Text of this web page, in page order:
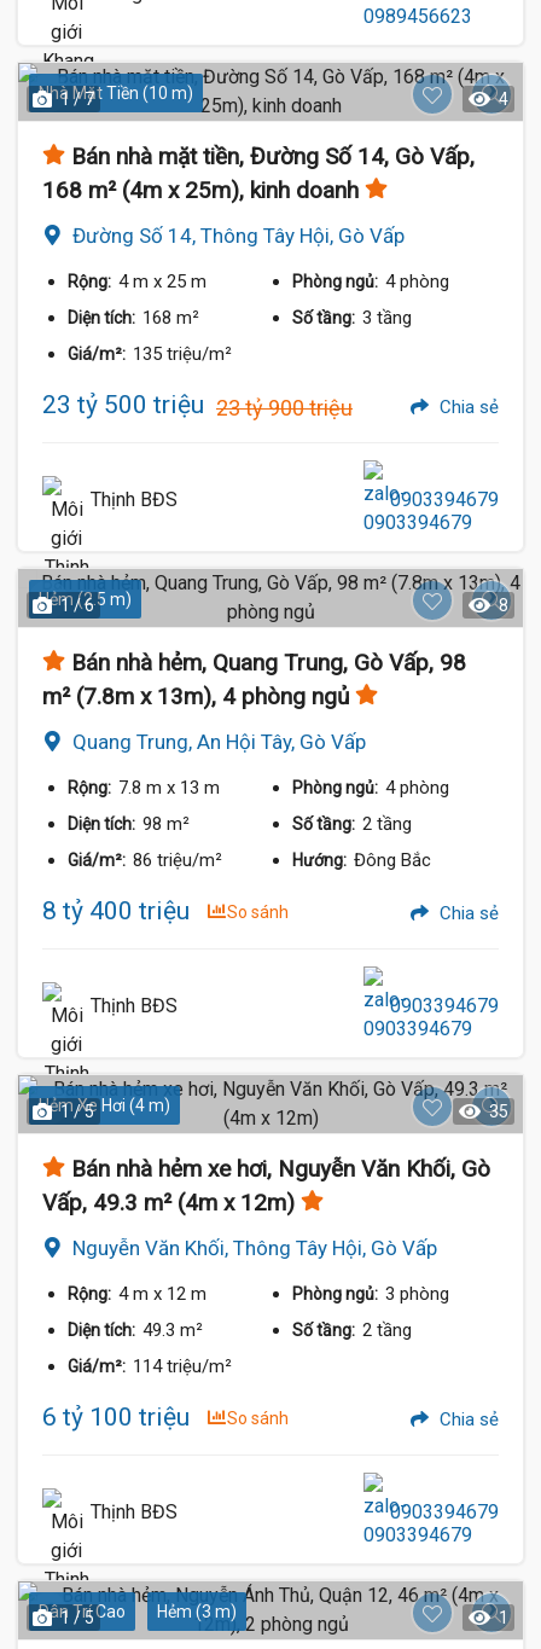
Nhà Mặt Tiền (10 m)
1 / 7 4
Bán nhà mặt tiền, Đường Số 14, Gò Vấp,
168 m² (4m x 25m), kinh doanh
Đường Số 14, Thông Tây Hội, Gò Vấp
Rộng: 4 m x 25 m Phòng ngủ: 4 phòng
Diện tích: 168 m² Số tầng: 3 tầng
Giá/m²: 135 triệu/m²
23 tỷ 500 triệu 23 tỷ 900 triệu Chia sẻ
Thịnh BĐS 0903394679
Hẻm (2.5 m)
1 / 6 8
Bán nhà hẻm, Quang Trung, Gò Vấp, 98
m² (7.8m x 13m), 4 phòng ngủ
Quang Trung, An Hội Tây, Gò Vấp
Rộng: 7.8 m x 13 m Phòng ngủ: 4 phòng
Diện tích: 98 m² Số tầng: 2 tầng
Giá/m²: 86 triệu/m² Hướng: Đông Bắc
8 tỷ 400 triệu So sánh Chia sẻ
Thịnh BĐS 0903394679
Hẻm Xe Hơi (4 m)
1 / 5 35
Bán nhà hẻm xe hơi, Nguyễn Văn Khối, Gò
Vấp, 49.3 m² (4m x 12m)
Nguyễn Văn Khối, Thông Tây Hội, Gò Vấp
Rộng: 4 m x 12 m Phòng ngủ: 3 phòng
Diện tích: 49.3 m² Số tầng: 2 tầng
Giá/m²: 114 triệu/m²
6 tỷ 100 triệu So sánh Chia sẻ
Thịnh BĐS 0903394679
Dân Trí Cao Hẻm (3 m)
1 / 5 1